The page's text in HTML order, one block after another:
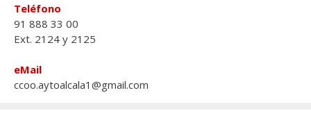
Teléfono
91 888 33 00
Ext. 2124 y 2125
eMail
ccoo.aytoalcala1@gmail.com